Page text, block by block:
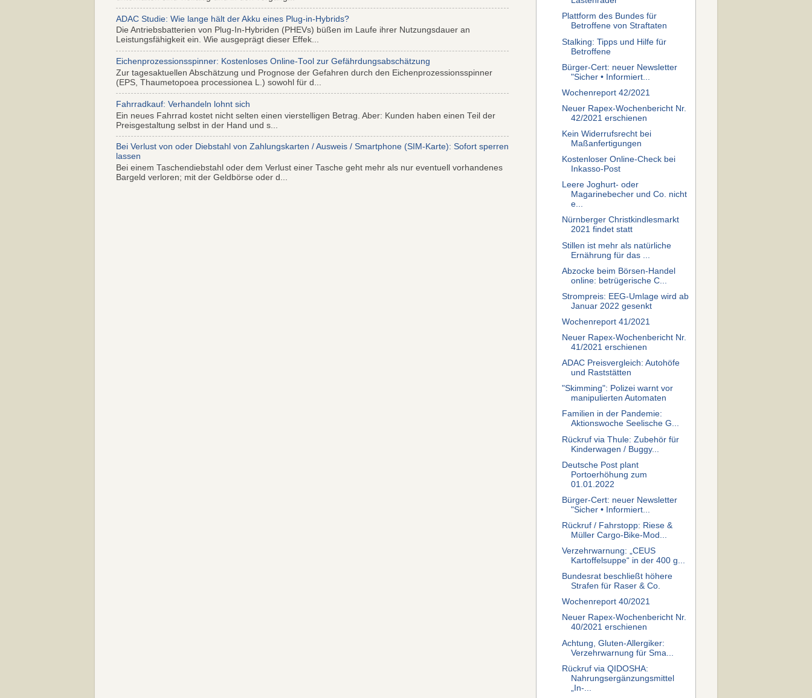
ADAC Studie: Wie lange hält der Akku eines Plug-in-Hybrids?
Die Antriebsbatterien von Plug-In-Hybriden (PHEVs) büßen im Laufe ihrer Nutzungsdauer an
Leistungsfähigkeit ein. Wie ausgeprägt dieser Effek...
Eichenprozessionsspinner: Kostenloses Online-Tool zur Gefährdungsabschätzung
Zur tagesaktuellen Abschätzung und Prognose der Gefahren durch den Eichenprozessionsspinner
(EPS, Thaumetopoea processionea L.) sowohl für d...
Fahrradkauf: Verhandeln lohnt sich
Ein neues Fahrrad kostet nicht selten einen vierstelligen Betrag. Aber: Kunden haben einen Teil der
Preisgestaltung selbst in der Hand und s...
Bei Verlust von oder Diebstahl von Zahlungskarten / Ausweis / Smartphone (SIM-Karte): Sofort sperren
lassen
Bei einem Taschendiebstahl oder dem Verlust einer Tasche geht mehr als nur eventuell vorhandenes
Bargeld verloren; mit der Geldbörse oder d...
Plattform des Bundes für
Betroffene von Straftaten
Stalking: Tipps und Hilfe für
Betroffene
Bürger-Cert: neuer Newsletter
"Sicher • Informiert...
Wochenreport 42/2021
Neuer Rapex-Wochenbericht Nr.
42/2021 erschienen
Kein Widerrufsrecht bei
Maßanfertigungen
Kostenloser Online-Check bei
Inkasso-Post
Leere Joghurt- oder
Magarinebecher und Co. nicht
e...
Nürnberger Christkindlesmarkt
2021 findet statt
Stillen ist mehr als natürliche
Ernährung für das ...
Abzocke beim Börsen-Handel
online: betrügerische C...
Strompreis: EEG-Umlage wird ab
Januar 2022 gesenkt
Wochenreport 41/2021
Neuer Rapex-Wochenbericht Nr.
41/2021 erschienen
ADAC Preisvergleich: Autohöfe
und Raststätten
"Skimming": Polizei warnt vor
manipulierten Automaten
Familien in der Pandemie:
Aktionswoche Seelische G...
Rückruf via Thule: Zubehör für
Kinderwagen / Buggy...
Deutsche Post plant
Portoerhöhung zum
01.01.2022
Bürger-Cert: neuer Newsletter
"Sicher • Informiert...
Rückruf / Fahrstopp: Riese &
Müller Cargo-Bike-Mod...
Verzehrwarnung: „CEUS
Kartoffelsuppe“ in der 400 g...
Bundesrat beschließt höhere
Strafen für Raser & Co.
Wochenreport 40/2021
Neuer Rapex-Wochenbericht Nr.
40/2021 erschienen
Achtung, Gluten-Allergiker:
Verzehrwarnung für Sma...
Rückruf via QIDOSHA:
Nahrungsergänzungsmittel
„In-...